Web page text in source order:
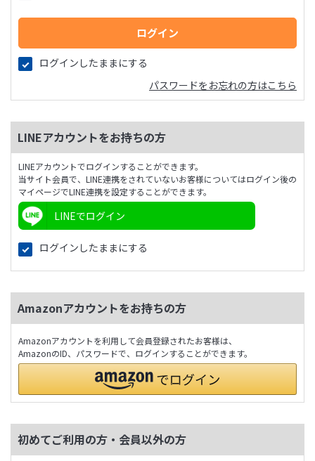
ログインしたままにする
パスワードをお忘れの方はこちら
LINEアカウントをお持ちの方
LINEアカウントでログインすることができます。
当サイト会員で、LINE連携をされていないお客様についてはログイン後の
マイページでLINE連携を設定することができます。
LINEでログイン
ログインしたままにする
Amazonアカウントをお持ちの方
Amazonアカウントを利用して会員登録されたお客様は、
AmazonのID、パスワードで、ログインすることができます。
初めてご利用の方・会員以外の方